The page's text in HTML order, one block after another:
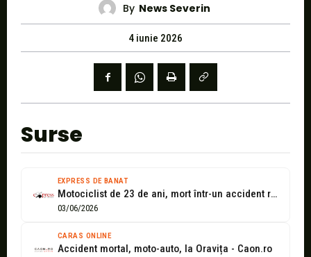
By News Severin
4 iunie 2026
Surse
EXPRESS DE BANAT
Motociclist de 23 de ani, mort într-un accident rutier la Oravița -...
03/06/2026
CARAS ONLINE
Accident mortal, moto-auto, la Oravița - Caon.ro